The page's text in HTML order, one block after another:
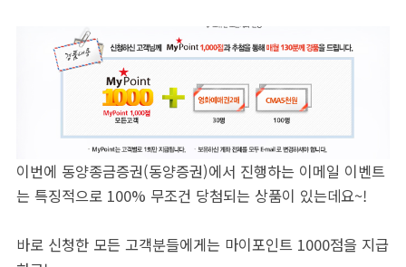
이번에 동양종금증권(동양증권)에서 진행하는 이메일 이벤트
는 특징적으로 100% 무조건 당첨되는 상품이 있는데요~!
바로 신청한 모든 고객분들에게는 마이포인트 1000점을 지급